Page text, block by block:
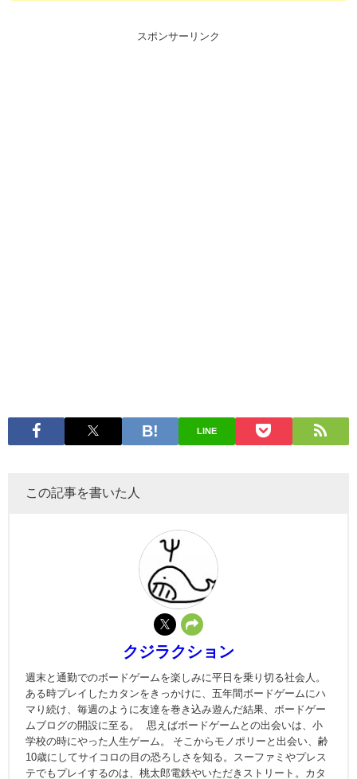
スポンサーリンク
LINE
この記事を書いた人
クジラクション
週末と通勤でのボードゲームを楽しみに平日を乗り切る社会人。
ある時プレイしたカタンをきっかけに、五年間ボードゲームにハ
マり続け、毎週のように友達を巻き込み遊んだ結果、ボードゲー
ムブログの開設に至る。 思えばボードゲームとの出会いは、小
学校の時にやった人生ゲーム。 そこからモノポリーと出会い、齢
10歳にしてサイコロの目の恐ろしさを知る。スーファミやプレス
テでもプレイするのは、桃太郎電鉄やいただきストリート。カタ